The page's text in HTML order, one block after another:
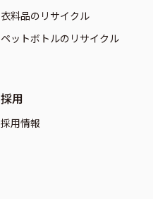
衣料品のリサイクル
ペットボトルのリサイクル
採用
採用情報